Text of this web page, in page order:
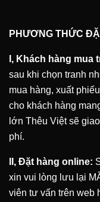
PHƯƠNG THỨC
I, Khách hàng mua
sau khi chọn tranh
mua hàng, xuất
cho khách hàng
lớn Thêu Việtsẽ
phí.
II, Đặt hàng online:
xin vui lòng lưu lại
viên tư vấn trên web